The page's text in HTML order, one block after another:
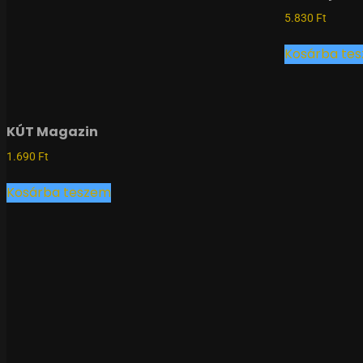
KÚT Magazin
1.690 Ft
Kosárba teszem
5.830 Ft
Kosárba